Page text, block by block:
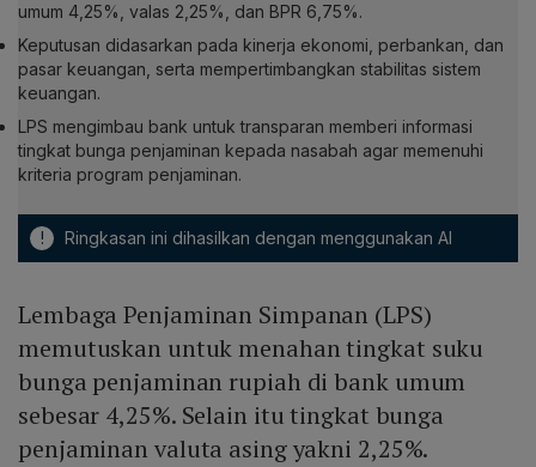
umum 4,25%, valas 2,25%, dan BPR 6,75%.
Keputusan didasarkan pada kinerja ekonomi, perbankan, dan
pasar keuangan, serta mempertimbangkan stabilitas sistem
keuangan.
LPS mengimbau bank untuk transparan memberi informasi
tingkat bunga penjaminan kepada nasabah agar memenuhi
kriteria program penjaminan.
! Ringkasan ini dihasilkan dengan menggunakan AI
Lembaga Penjaminan Simpanan (LPS)
memutuskan untuk menahan tingkat suku
bunga penjaminan rupiah di bank umum
sebesar 4,25%. Selain itu tingkat bunga
penjaminan valuta asing yakni 2,25%.